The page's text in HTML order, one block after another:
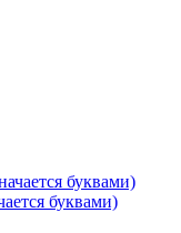
буквами)